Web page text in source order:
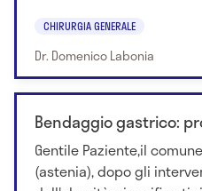
CHIRURGIA GENERALE
Dr. Domenico Labonia
Bendaggio gastrico:
Gentile Paziente,il
(astenia), dopo gli